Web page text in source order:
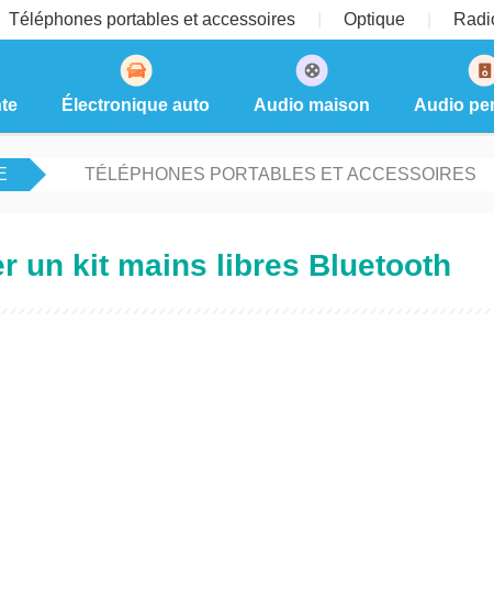
Téléphones portables et accessoires Optique
Électronique auto Audio maison Audio
TÉLÉPHONES PORTABLES ET ACCESSOIRES
un kit mains libres Bluetooth